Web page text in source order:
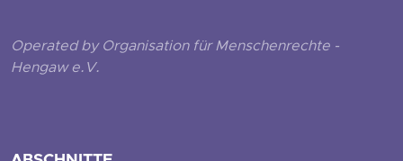
Operated by Organisation für Menschenrechte -
Hengaw e.V.